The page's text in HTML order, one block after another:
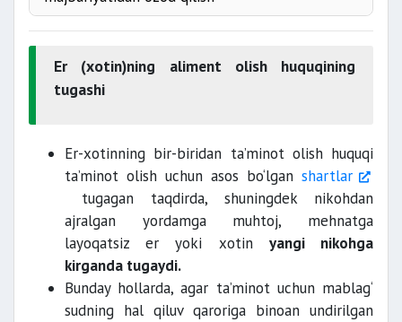
nikohdan ajratilgan bo‘lsa;
qasddan
jinoyat sodir etishi oqibatida
Er (xotin)ning aliment olish huquqining
tugashi
Er-xotinning bir-biridan ta’minot olish huquqi
ta’minot olish uchun asos bo‘lganshartlar
tugagan taqdirda, shuningdek nikohdan
ajralgan yordamga muhtoj, mehnatga
layoqatsiz er yoki xotin yangi nikohga
kirganda tugaydi.
Bunday hollarda, agar ta’minot uchun mablag‘
sudning hal qiluv qaroriga binoan undirilgan